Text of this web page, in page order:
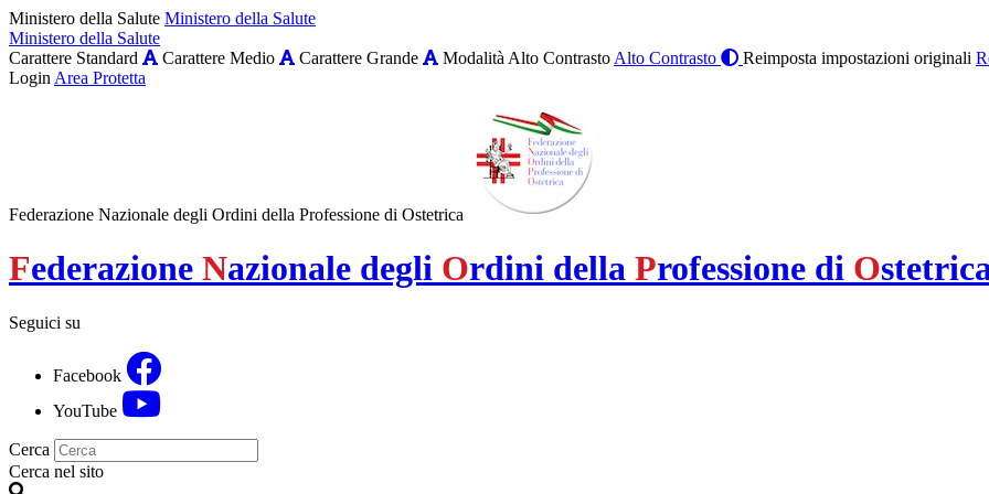
Ministero della Salute Ministero della Salute
Ministero della Salute
Carattere Standard
Carattere Medio Carattere Grande Modalità Alto Contrasto Alto Contrasto Reimposta impostazioni originali
Login Area Protetta
Federazione Nazionale degli Ordini della Professione di Ostetrica
Federazione Nazionale degli Ordini della Professione di O
Seguici su
Facebook
YouTube
Cerca
Cerca nel sito